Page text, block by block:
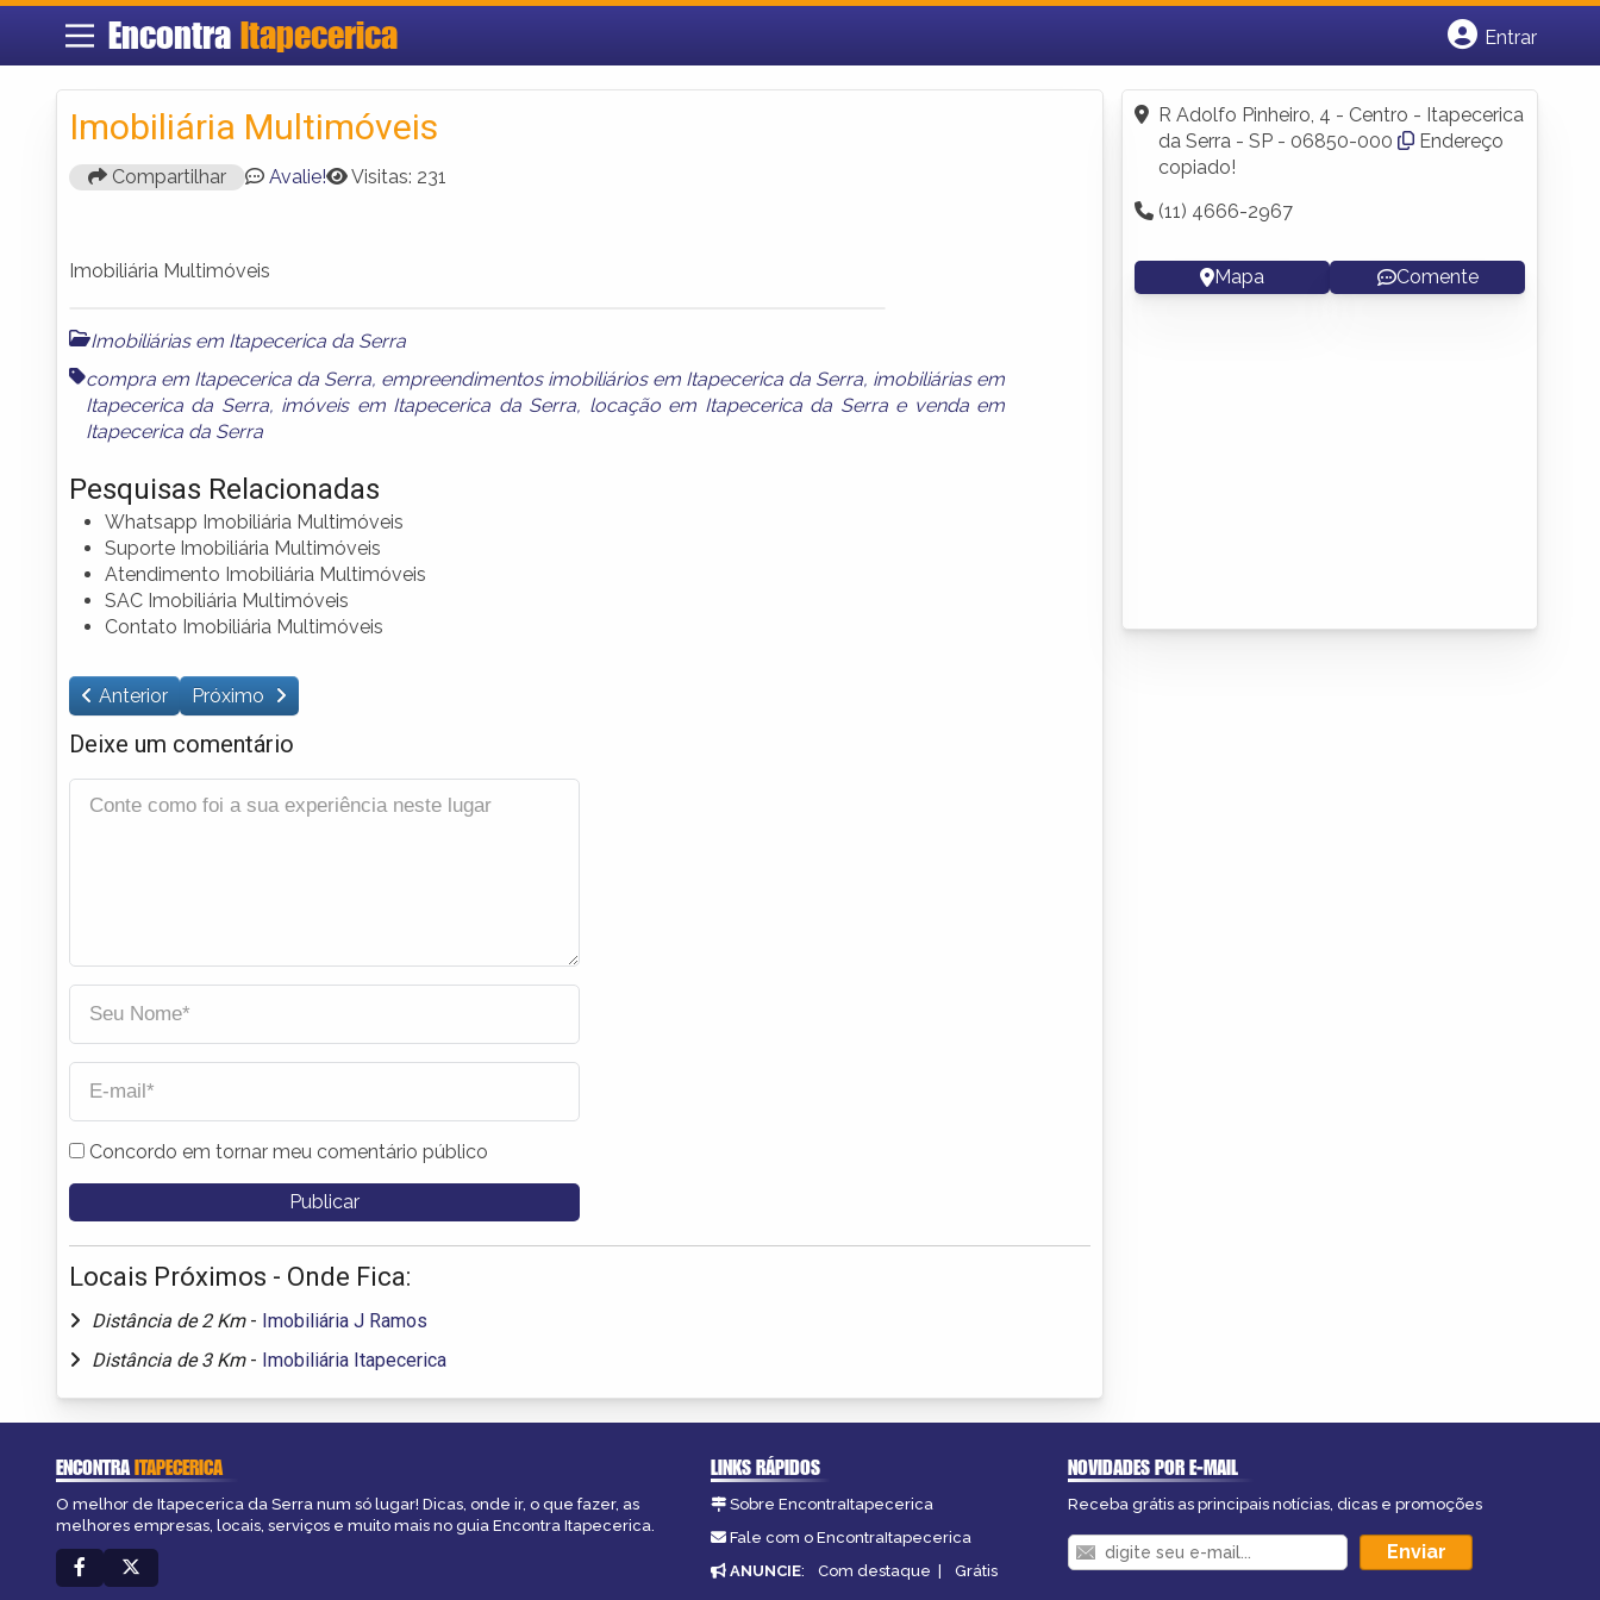
Encontra Itapecerica
Entrar
Fazer login
Criar conta
Imobiliária Multimóveis
Compartilhar Avalie! Visitas: 231
Imobiliária Multimóveis
Imobiliárias em Itapecerica da Serra
compra em Itapecerica da Serra, empreendimentos imobiliários em Itapecerica da Serra, imobiliárias em
Itapecerica da Serra, imóveis em Itapecerica da Serra, locação em Itapecerica da Serrae venda em
Itapecerica da Serra
Pesquisas Relacionadas
Whatsapp Imobiliária Multimóveis
Suporte Imobiliária Multimóveis
Atendimento Imobiliária Multimóveis
SAC Imobiliária Multimóveis
Contato Imobiliária Multimóveis
Anterior Próximo
Deixe um comentário
Concordo em tornar meu comentário público
Locais Próximos - Onde Fica:
Distância de 2 Km - Imobiliária J Ramos
Distância de 3 Km - Imobiliária Itapecerica
R Adolfo Pinheiro, 4 - Centro - Itapecerica
da Serra - SP - 06850-000
Endereço
copiado!
(11) 4666-2967
Mapa Comente
ENCONTRAITAPECERICA
O melhor de Itapecerica da Serra num só lugar! Dicas, onde ir, o que fazer, as
melhores empresas, locais, serviços e muito mais no guia Encontra Itapecerica.
LINKS RÁPIDOS
Sobre EncontraItapecerica
Fale com o EncontraItapecerica
ANUNCIE: Com destaque | Grátis
NOVIDADES POR E-MAIL
Receba grátis as principais notícias, dicas e promoções